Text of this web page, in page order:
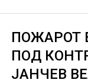
ПОЖАРОТ
ПОД
ЈАНЧЕВ